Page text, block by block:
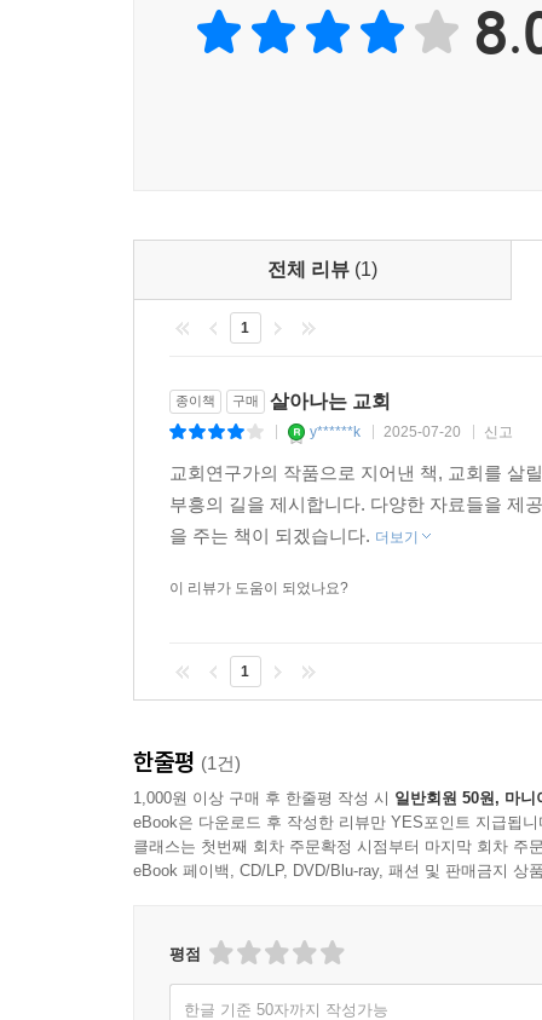
전체 리뷰 (1)
1
종이책 구매 살아나는 교회
y******k 2025-07-20 신고
교회연구가의 작품으로 지어낸 책, 교회를 살
부흥의 길을 제시합니다. 다양한 자료들을 제
을 주는 책이 되겠습니다. 더보기
이 리뷰가 도움이 되었나요?
1
한줄평 (1건)
1,000원 이상 구매 후 한줄평 작성 시 일반회원 50원, 마니
eBook은 다운로드 후 작성한 리뷰만 YES포인트 지급됩니
클래스는 첫번째 회차 주문확정 시점부터 마지막 회차 주
eBook 페이백, CD/LP, DVD/Blu-ray, 패션 및 판매금지 상
평점
한글 기준 50자까지 작성가능